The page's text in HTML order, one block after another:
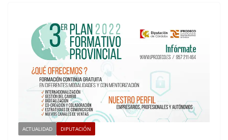
ACTUALIDAD DIPUTACIÓN